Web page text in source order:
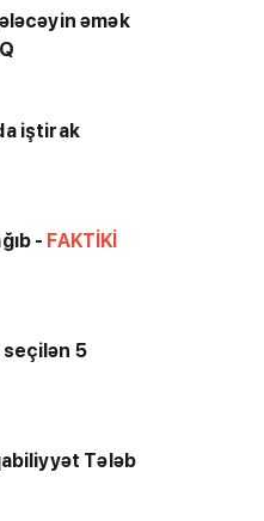
əmək
iştirak
- FAKTİKİ
5
Tələb